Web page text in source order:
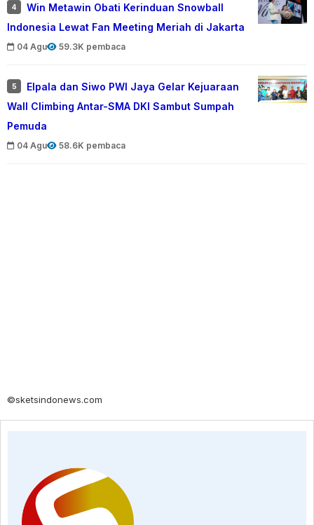
4
Win Metawin Obati Kerinduan Snowball
Indonesia Lewat Fan Meeting Meriah di Jakarta
04 Agu 59.3K pembaca
5
Elpala dan Siwo PWI Jaya Gelar Kejuaraan
Wall Climbing Antar-SMA DKI Sambut Sumpah
Pemuda
04 Agu 58.6K pembaca
©sketsindonews.com